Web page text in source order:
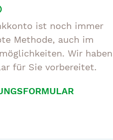
ist noch immer
Methode, auch im
Wir haben
für Sie vorbereitet.